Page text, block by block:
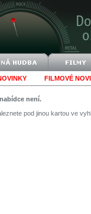
FILMOVÉ
není.
pod jinou kartou ve